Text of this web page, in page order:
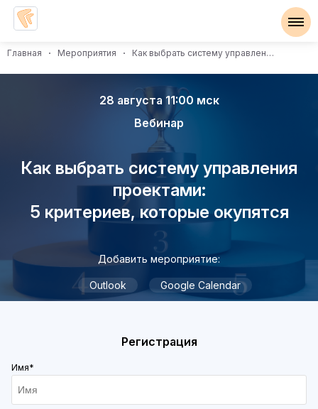
Главная Мероприятия Как выбрать систему управления проектами: 5 критериев, которые окупятся
28 августа 11:00 мск
Вебинар
Как выбрать систему управления
проектами:
​​​​​​​5 критериев, которые окупятся
Добавить мероприятие:
Outlook Google Calendar
Регистрация
Имя*